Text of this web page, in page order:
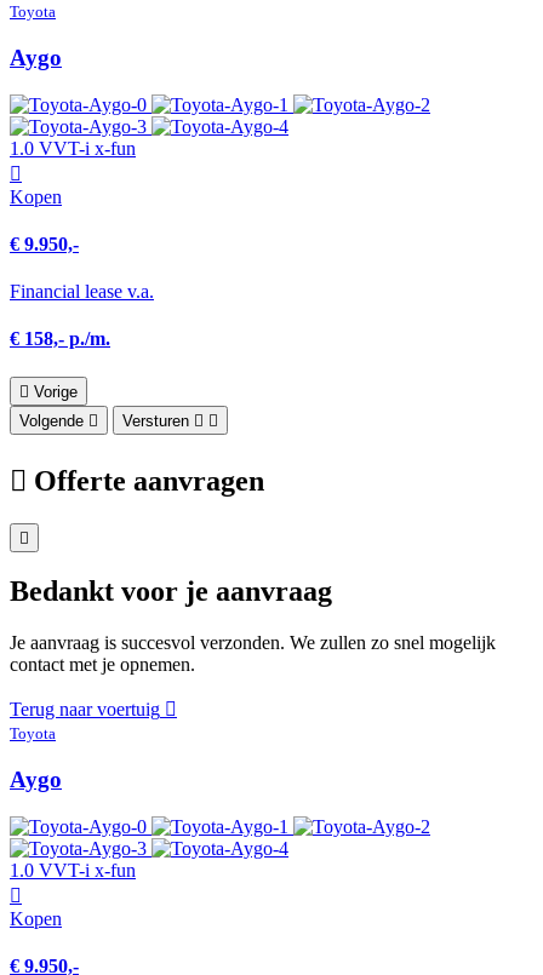
Toyota
Aygo
1.0 VVT-i x-fun
Kopen
€ 9.950,-
Financial lease v.a.
€ 158,- p./m.
Vorige
Volgende
Versturen
Offerte aanvragen
Bedankt voor je aanvraag
Je aanvraag is succesvol verzonden. We zullen zo snel mogelijk
contact met je opnemen.
Terug naar voertuig
Toyota
Aygo
1.0 VVT-i x-fun
Kopen
€ 9.950,-